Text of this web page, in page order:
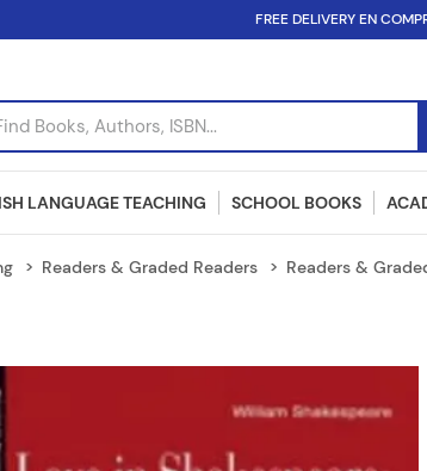
FREE DELIVERY EN
Books, Authors, ISBN...
LANGUAGE TEACHING SCHOOL BOOKS
Readers & Graded Readers Readers &